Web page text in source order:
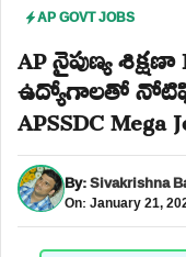
AP GOVT JOBS
AP నైపుణ్య
ఉద్యోగాలతో
APSSDC Mega
By:Sivakrishna
On: January 21,